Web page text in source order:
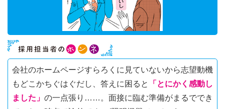
会社のホームページすらろくに見ていないから志望動機
もどこかちぐはぐだし、答えに困ると
「とにかく感動し
ました」 の一点張り……。面接に臨む準備がまるででき